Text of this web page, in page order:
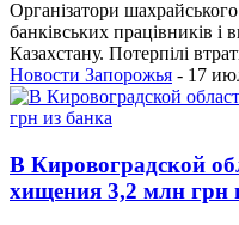
Організатори
банківських працівників
Казахстану. Потерпілі
Новости Запорожья - 17
В Кировоградской
хищения 3,2 млн грн